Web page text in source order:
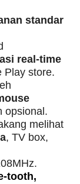
standar
real-time
Play store.
opsional.
melihat
, TV box,
tooth,